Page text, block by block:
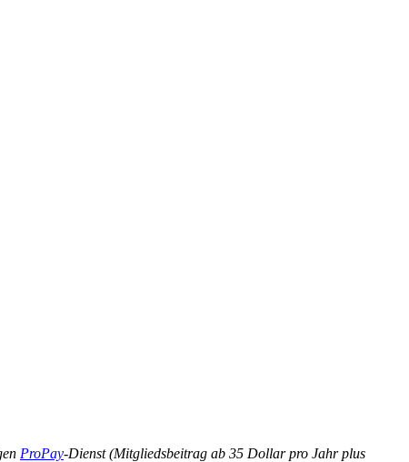
ProPay-Dienst (Mitgliedsbeitrag ab 35 Dollar pro Jahr plus